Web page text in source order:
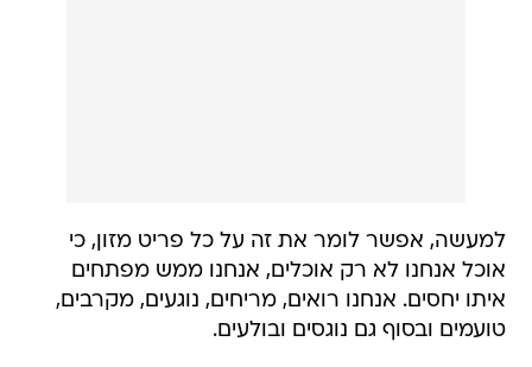
למעשה, אפשר לומר את זה על כל פריט מזון, כי
אוכל אנחנו לא רק אוכלים, אנחנו ממש מפתחים
איתו יחסים. אנחנו רואים, מריחים, נוגעים, מקרבים,
טועמים ובסוף גם נוגסים ובולעים.